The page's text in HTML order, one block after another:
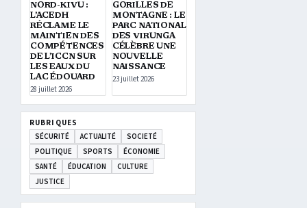
NORD-KIVU :
L’ACEDH
RÉCLAME LE
MAINTIEN DES
COMPÉTENCES
DE L’ICCN SUR
LES EAUX DU
LAC ÉDOUARD
28 juillet 2026
GORILLES DE
MONTAGNE : LE
PARC NATIONAL
DES VIRUNGA
CÉLÈBRE UNE
NOUVELLE
NAISSANCE
23 juillet 2026
RUBRIQUES
SÉCURITÉ
ACTUALITÉ
SOCIETÉ
POLITIQUE
SPORTS
ÉCONOMIE
SANTÉ
ÉDUCATION
CULTURE
JUSTICE